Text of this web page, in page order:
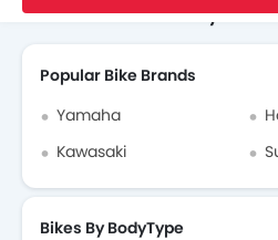
Search Other Motorcycles
Popular Bike Brands
Yamaha
Kawasaki
Bikes By BodyType